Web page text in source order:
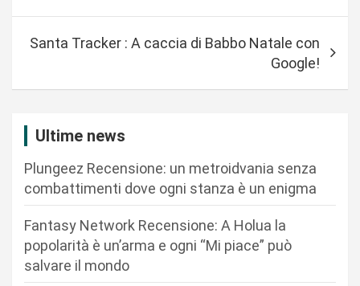
a
Santa Tracker : A caccia di Babbo Natale con
Google!
Ultime news
Plungeez Recensione: un metroidvania senza
combattimenti dove ogni stanza è un enigma
Fantasy Network Recensione: A Holua la
popolarità è un’arma e ogni “Mi piace” può
salvare il mondo